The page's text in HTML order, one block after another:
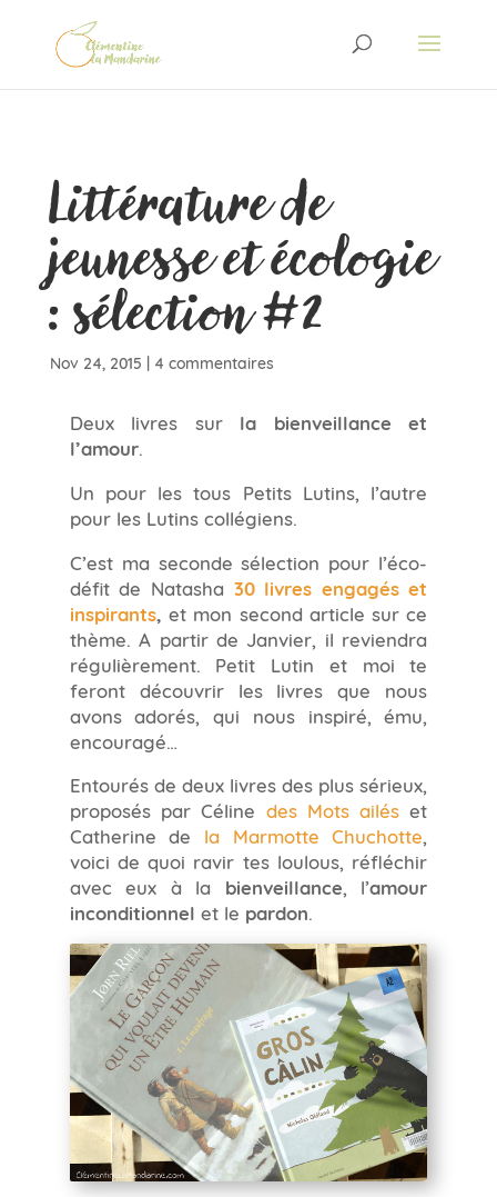
Littérature de
jeunesse et écologie
: sélection #2
Nov 24, 2015 | 4 commentaires
Deux livres sur la bienveillance et
l’amour.
Un pour les tous Petits Lutins, l’autre
pour les Lutins collégiens.
C’est ma seconde sélection pour l’éco-
défit de Natasha 30 livres engagés et
inspirants, et mon second article sur ce
thème. A partir de Janvier, il reviendra
régulièrement. Petit Lutin et moi te
feront découvrir les livres que nous
avons adorés, qui nous inspiré, ému,
encouragé…
Entourés de deux livres des plus sérieux,
proposés par Céline des Mots ailés et
Catherine de la Marmotte Chuchotte,
voici de quoi ravir tes loulous, réfléchir
avec eux à la bienveillance, l’amour
inconditionnel et le pardon.